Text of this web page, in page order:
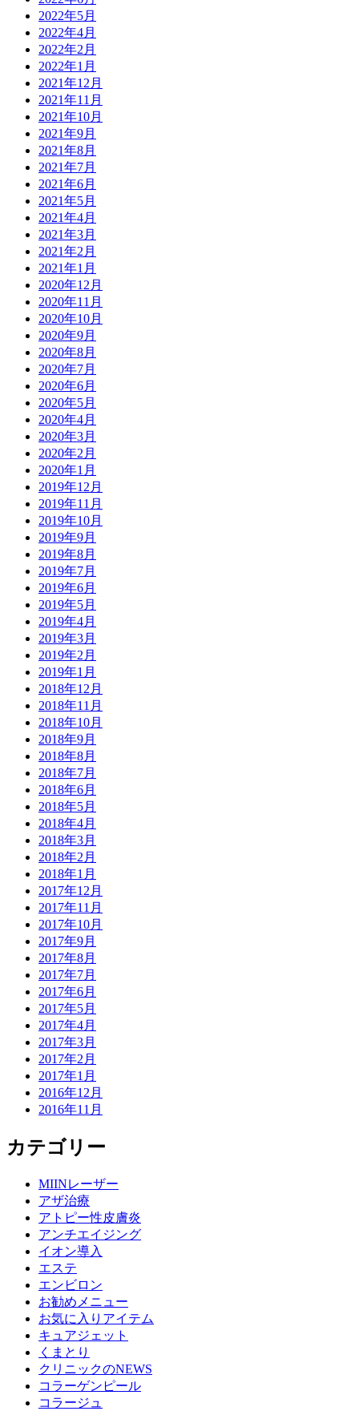
2022年5月
2022年4月
2022年2月
2022年1月
2021年12月
2021年11月
2021年10月
2021年9月
2021年8月
2021年7月
2021年6月
2021年5月
2021年4月
2021年3月
2021年2月
2021年1月
2020年12月
2020年11月
2020年10月
2020年9月
2020年8月
2020年7月
2020年6月
2020年5月
2020年4月
2020年3月
2020年2月
2020年1月
2019年12月
2019年11月
2019年10月
2019年9月
2019年8月
2019年7月
2019年6月
2019年5月
2019年4月
2019年3月
2019年2月
2019年1月
2018年12月
2018年11月
2018年10月
2018年9月
2018年8月
2018年7月
2018年6月
2018年5月
2018年4月
2018年3月
2018年2月
2018年1月
2017年12月
2017年11月
2017年10月
2017年9月
2017年8月
2017年7月
2017年6月
2017年5月
2017年4月
2017年3月
2017年2月
2017年1月
2016年12月
2016年11月
カテゴリー
MIINレーザー
アザ治療
アトピー性皮膚炎
アンチエイジング
イオン導入
エステ
エンビロン
お勧めメニュー
お気に入りアイテム
キュアジェット
くまとり
クリニックのNEWS
コラーゲンピール
コラージュ